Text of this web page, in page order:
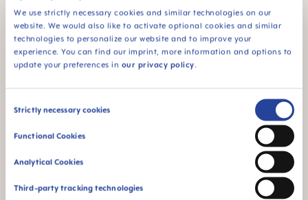
We use strictly necessary cookies and similar technologies on our
website. We would also like to activate optional cookies and similar
technologies to personalize our website and to improve your
experience. You can find our imprint, more information and options to
update your preferences in our privacy policy.
Consent
Strictly necessary cookies
Functional Cookies
Analytical Cookies
Third-party tracking technologies
Brille dans le noir
pour la retrouver plus
facilement la nuit
94% NIPPLE
ACCEPTANCE
94 % d’acceptation
par les bébés, pour
une sensation
¹ Étude de marché 2009-2023, tests réalisés auprès de 1,588